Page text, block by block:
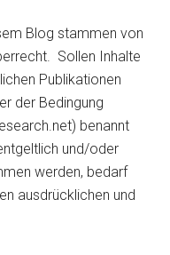
Blog stammen von
Sollen Inhalte
Publikationen
der Bedingung
benannt
und/oder
werden, bedarf
ausdrücklichen und